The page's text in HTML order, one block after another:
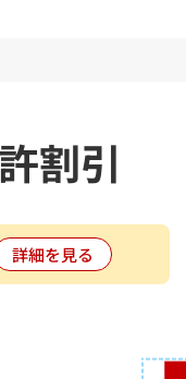
割引
詳細を見る